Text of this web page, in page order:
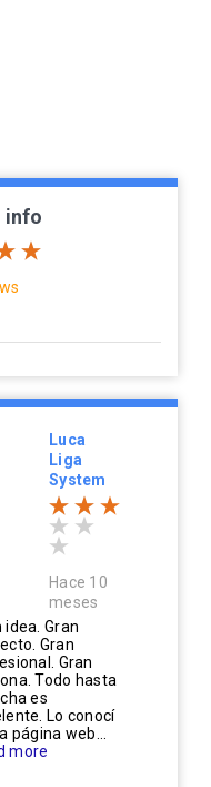
info
Luca
Liga
System
Hace 10
meses
idea. Gran
Gran
Gran
Todo hasta
es
Lo conocí
página web...
more